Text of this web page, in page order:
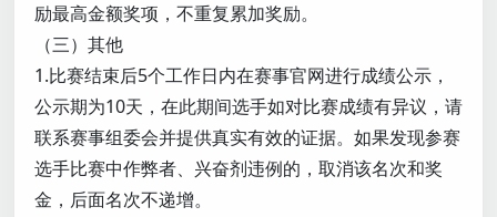
励最高金额奖项，不重复累加奖励。
（三）其他
1.比赛结束后5个工作日内在赛事官网进行成绩公示，
公示期为10天，在此期间选手如对比赛成绩有异议，请
联系赛事组委会并提供真实有效的证据。如果发现参赛
选手比赛中作弊者、兴奋剂违例的，取消该名次和奖
金，后面名次不递增。